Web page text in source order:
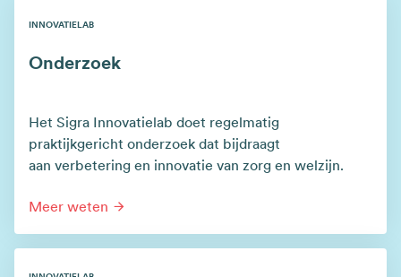
Onderzoek
INNOVATIELAB
Het Sigra Innovatielab doet regelmatig
praktijkgericht onderzoek dat bijdraagt
aan verbetering en innovatie van zorg en welzijn.
Meer weten